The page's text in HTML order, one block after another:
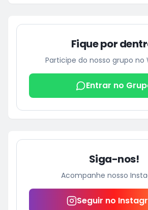
Fique por
Participe do nosso grupo no
Entrar no
Siga-nos!
Acompanhe nosso
Seguir no